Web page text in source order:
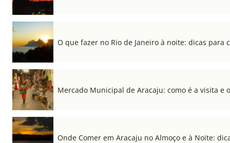
O que fazer no Rio de Janeiro à noite: dicas para
Mercado Municipal de Aracaju: como é a visita e
Onde Comer em Aracaju no Almoço e à Noite: